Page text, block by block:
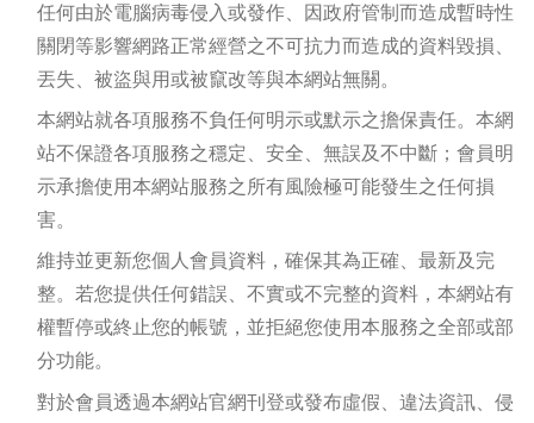
任何由於電腦病毒侵入或發作、因政府管制而造成暫時性
關閉等影響網路正常經營之不可抗力而造成的資料毀損、
丟失、被盜與用或被竄改等與本網站無關。
本網站就各項服務不負任何明示或默示之擔保責任。本網
站不保證各項服務之穩定、安全、無誤及不中斷；會員明
示承擔使用本網站服務之所有風險極可能發生之任何損
害。
維持並更新您個人會員資料，確保其為正確、最新及完
整。若您提供任何錯誤、不實或不完整的資料，本網站有
權暫停或終止您的帳號，並拒絕您使用本服務之全部或部
分功能。
對於會員透過本網站官網刊登或發布虛假、違法資訊、侵